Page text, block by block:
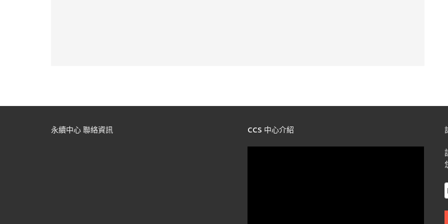
永續中心 聯絡資訊 CCS 中心介紹